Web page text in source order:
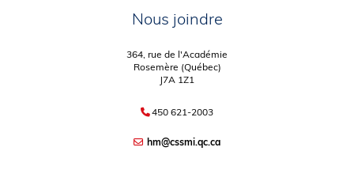
Nous joindre
364, rue de l'Académie
Rosemère (Québec)
J7A 1Z1
450 621-2003
hm@cssmi.qc.ca